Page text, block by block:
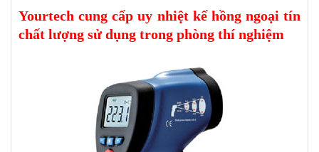
Yourtech cung cấp uy nhiệt kế hồng ngoại tín
chất lượng sử dụng trong phòng thí nghiệm